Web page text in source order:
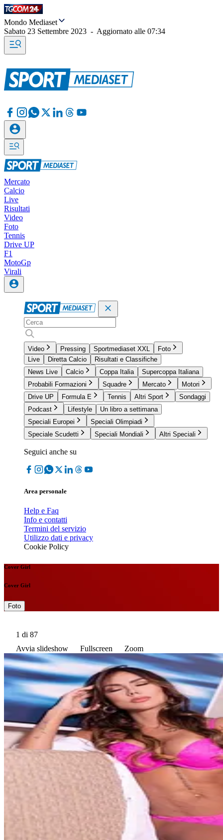
Mondo Mediaset
Sabato 23 Settembre 2023 - Aggiornato alle 07:34
Mercato
Calcio
Live
Risultati
Video
Foto
Tennis
Drive UP
F1
MotoGp
Virali
Video Pressing Sportmediaset XXL
Foto
Live
Diretta Calcio
Risultati e Classifiche
News Live
Calcio Coppa Italia
Supercoppa Italiana
Probabili Formazioni
Squadre Mercato
Motori
Drive UP
Formula E Tennis Altri Sport
Sondaggi
Podcast
Lifestyle
Un libro a settimana
Speciali Europei
Speciali Olimpiadi
Speciale Scudetti
Speciali Mondiali Altri Speciali
Seguici anche su
Area personale
Help e Faq
Info e contatti
Termini del servizio
Utilizzo dati e privacy
Cookie Policy
Cover Girl
Cover Girl
Foto
1 di 87
Avvia slideshow
Fullscreen Zoom